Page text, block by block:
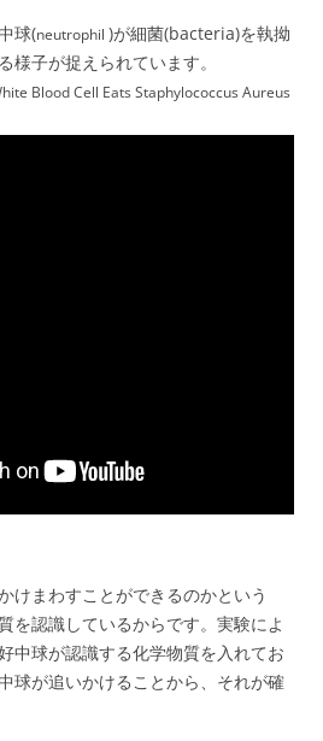
球(neutrophil )が細菌(bacteria)を執拗
様子が捉えられています。
Blood Cell Eats Staphylococcus Aureus
けまわすことができるのかという
を認識しているからです。実験によ
中球が認識する化学物質を入れてお
球が追いかけることから、それが確